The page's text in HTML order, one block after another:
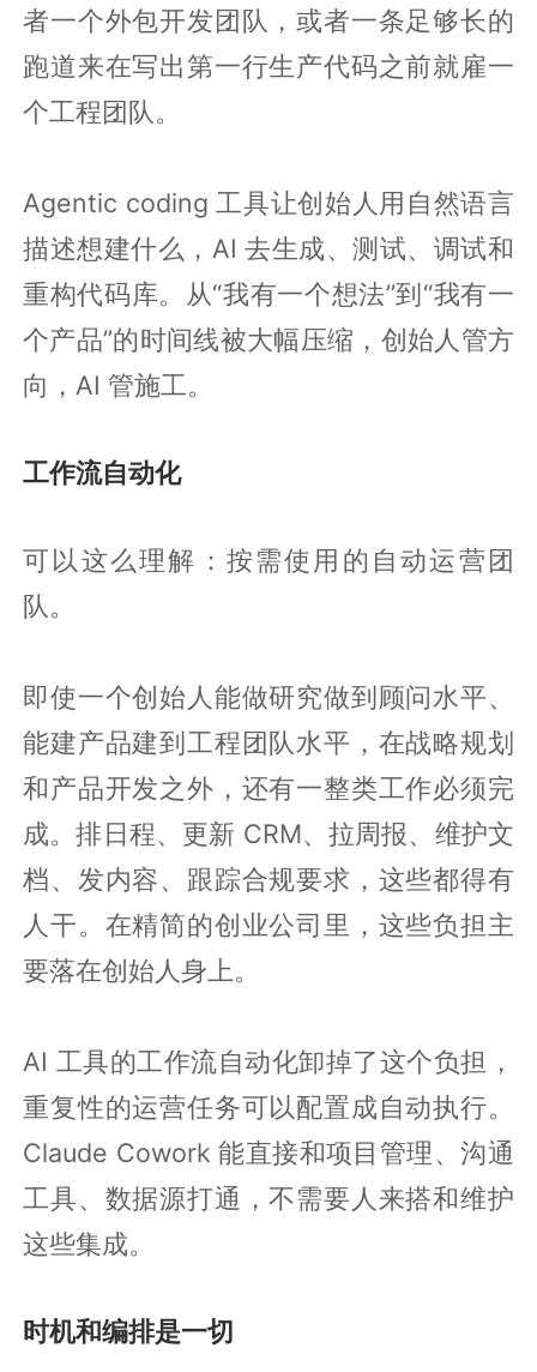
者一个外包开发团队，或者一条足够长的
跑道来在写出第一行生产代码之前就雇一
个工程团队。
Agentic coding 工具让创始人用自然语言
描述想建什么，AI 去生成、测试、调试和
重构代码库。从“我有一个想法”到“我有一
个产品”的时间线被大幅压缩，创始人管方
向，AI 管施工。
工作流自动化
可以这么理解：按需使用的自动运营团
队。
即使一个创始人能做研究做到顾问水平、
能建产品建到工程团队水平，在战略规划
和产品开发之外，还有一整类工作必须完
成。排日程、更新 CRM、拉周报、维护文
档、发内容、跟踪合规要求，这些都得有
人干。在精简的创业公司里，这些负担主
要落在创始人身上。
AI 工具的工作流自动化卸掉了这个负担，
重复性的运营任务可以配置成自动执行。
Claude Cowork 能直接和项目管理、沟通
工具、数据源打通，不需要人来搭和维护
这些集成。
时机和编排是一切